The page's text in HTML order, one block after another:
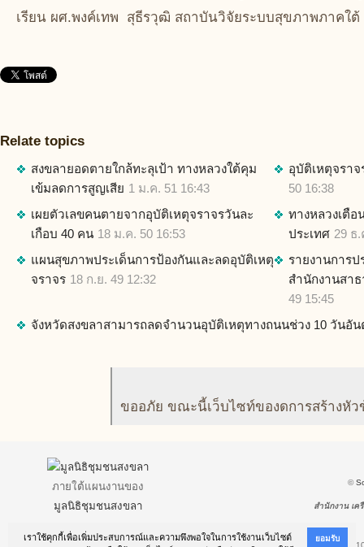
เราใช้คุกกี้เพื่อเพิ่มประสบการณ์และความพึงพอใจในการใช้งานเว็บไซต์
ยอมรับ
เรียน ผศ.พงค์เทพ สุธีรวุฒิ สถาบันวิจัยระบบสุขภาพภาค
Relate topics
สงขลายอดตายใกล้ทะลุเป้า ทางหลวงใต้คุม
เข้มลดการสูญเสีย 1 ม.ค. 51 16:43
อุบัติเหตุจรา
50 16:38
เผยตัวเลขคนตายจากอุบัติเหตุจราจรวันละ
เกือบ 40 คน 18 ม.ค. 50 16:53
ทางหลวงเตือ
ประเทศ 29 ธ.
แผนสุขภาพประเด็นการป้องกันและลดอุบัติเหตุ
จราจร 18 ก.ย. 49 12:32
รายงานการ
สำนักงานสา
49 15:45
จังหวัดสงขลาสามารถลดจำนวนอุบัติเหตุทางถนนช่วง 10 วันอั
ขออภัย ขณะนี้เว็บไซท์ของดการสร้างหั
ภายใต้แผนงานของ
มูลนิธิชุมชนสงขลา
©
สำนักงาน เค
This site is best viewed using Firefox! Sreen size